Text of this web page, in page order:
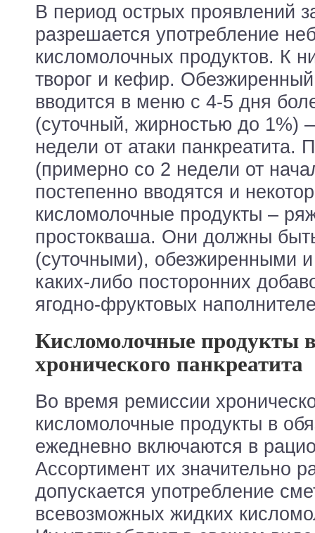
В период острых проявлений
разрешается употребление
кисломолочных продуктов. К
творог и кефир. Обезжиренный
вводится в меню с 4-5 дня
(суточный, жирностью до 1%)
недели от атаки
(примерно со 2 недели от
постепенно вводятся и
кисломолочные продукты –
простокваша. Они должны
(суточными), обезжиренными
каких-либо посторонних
ягодно-фруктовых
Кисломолочные продукты
хронического панкреатита
Во время ремиссии
кисломолочные продукты в
ежедневно включаются в
Ассортимент их значительно
допускается употребление
всевозможных жидких